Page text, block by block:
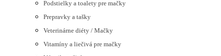
Podstielky a toalety pre mačky
Prepravky a tašky
Veterinárne diéty / Mačky
Vitamíny a liečivá pre mačky